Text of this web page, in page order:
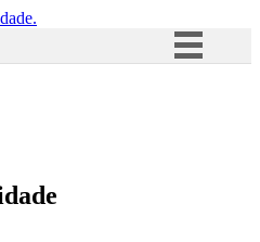
Acesso à informação